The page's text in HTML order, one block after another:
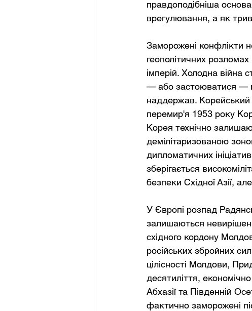
правдоподібніша
врегулювання, а як
Заморожені конфлікти
геополітичних
імперій. Холодна війна
— або застоюватися —
наддержав. Корейський
перемир'я 1953 року
Корея технічно
демілітаризованою
дипломатичних
зберігається
безпеки Східної Азії,
У Європі розпад
залишаються
східного кордону
російських збройних
цілісності Молдови,
десятиліття,
Абхазії та Південній
фактично заморожені